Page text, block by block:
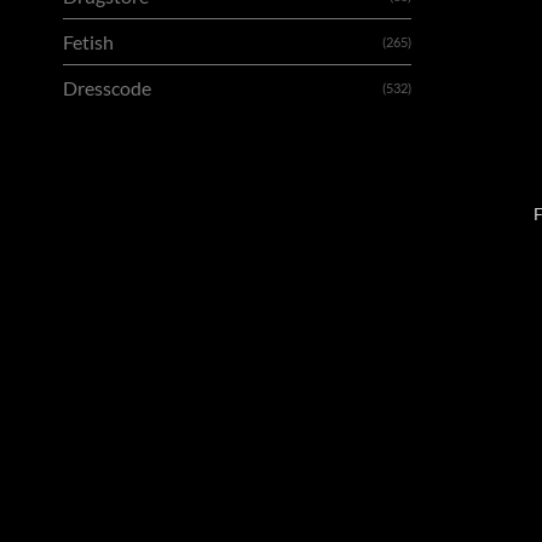
Fetish (265)
Dresscode (532)